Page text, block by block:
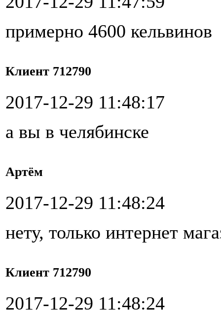
примерно 4600 кельвинов
Клиент 712790
2017-12-29 11:48:17
а вы в челябинске
Артём
2017-12-29 11:48:24
нету, только интернет
Клиент 712790
2017-12-29 11:48:24